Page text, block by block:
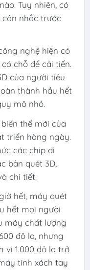
Tuy nhiên, có
nhắc trước
nghệ hiện có
chỗ để cải tiến.
của người tiêu
thành hầu hết
mô nhỏ.
thể mới của
triển hàng ngày.
các chip di
bản quét 3D,
chi tiết.
hết, máy quét
hết mọi người
máy chất lượng
đô la, nhưng
vi 1.000 đô la trở
tính xách tay